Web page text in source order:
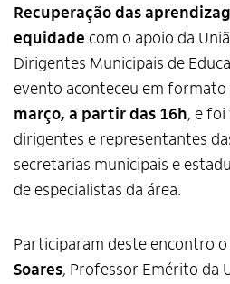
Recuperação das
equidade com o apoio da
Dirigentes Municipais de
evento aconteceu em
março, a partir das 16h, e
dirigentes e representantes
secretarias municipais e
de especialistas da área.
Participaram deste encontro o
Soares, Professor Emérito da